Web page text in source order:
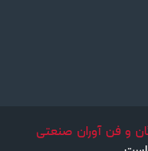
و فن آوران صنعتی